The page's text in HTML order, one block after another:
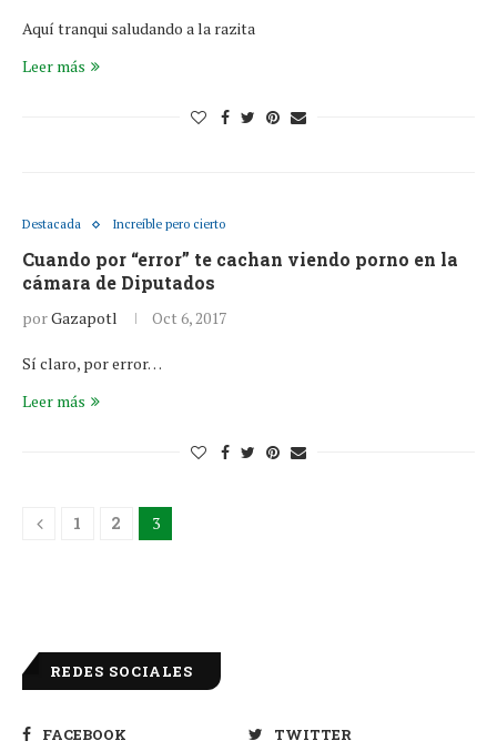
Aquí tranqui saludando a la razita
Leer más
Destacada Increíble pero cierto
Cuando por “error” te cachan viendo porno en la
cámara de Diputados
porGazapotl Oct 6, 2017
Sí claro, por error…
Leer más
1 2 3
REDES SOCIALES
FACEBOOK
TWITTER